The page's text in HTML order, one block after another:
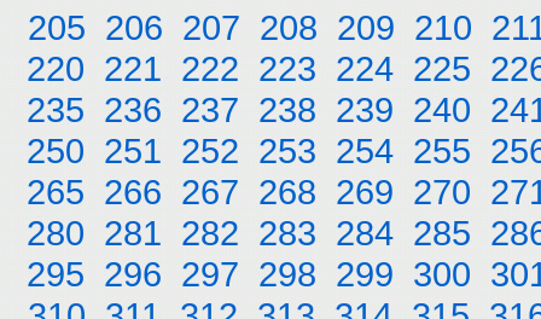
205 206 207 208 209 210
220 221 222 223 224 225
235 236 237 238 239 240
250 251 252 253 254 255
265 266 267 268 269 270
280 281 282 283 284 285
295 296 297 298 299 300